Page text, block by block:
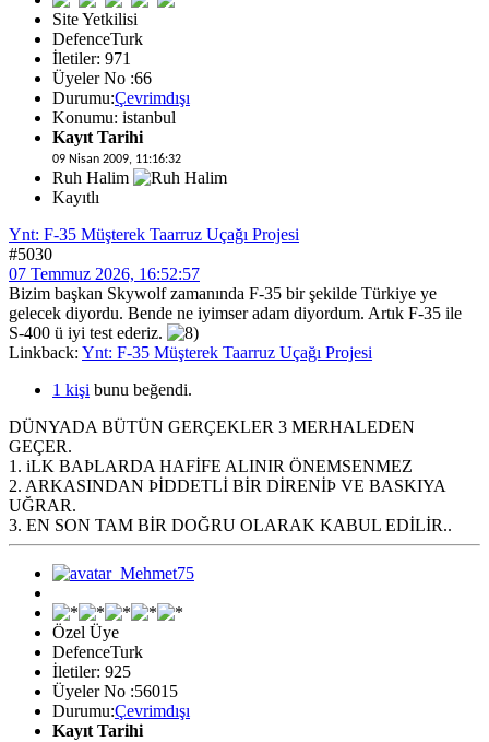
Site Yetkilisi
DefenceTurk
İletiler: 971
Üyeler No :66
Durumu:Çevrimdışı
Konumu: istanbul
Kayıt Tarihi
09 Nisan 2009, 11:16:32
Ruh Halim
Kayıtlı
Ynt: F-35 Müşterek Taarruz Uçağı Projesi
#5030
07 Temmuz 2026, 16:52:57
Bizim başkan Skywolf zamanında F-35 bir şekilde Türkiye ye
gelecek diyordu. Bende ne iyimser adam diyordum. Artık F-35 ile
S-400 ü iyi test ederiz.
Linkback: Ynt: F-35 Müşterek Taarruz Uçağı Projesi
1 kişi bunu beğendi.
DÜNYADA BÜTÜN GERÇEKLER 3 MERHALEDEN
GEÇER.
1. iLK BAÞLARDA HAFİFE ALINIR ÖNEMSENMEZ
2. ARKASINDAN ÞİDDETLİ BİR DİRENİÞ VE BASKIYA
UĞRAR.
3. EN SON TAM BİR DOĞRU OLARAK KABUL EDİLİR..
Özel Üye
DefenceTurk
İletiler: 925
Üyeler No :56015
Durumu:Çevrimdışı
Kayıt Tarihi